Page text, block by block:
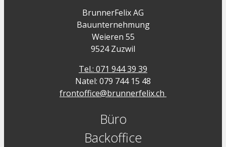
BrunnerFelix AG
Bauunternehmung
Weieren 55
9524 Zuzwil
Tel.: 071 944 39 39
Natel: 079 744 15 48
frontoffice@brunnerfelix.ch
Büro
Backoffice